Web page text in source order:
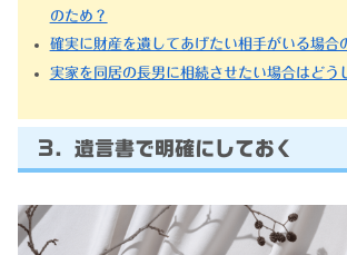
のため？
確実に財産を遺してあげたい相手がいる場合
実家を同居の長男に相続させたい場合はどう
3. 遺言書で明確にしておく